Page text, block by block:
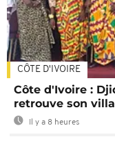
CÔTE D'IVOIRE
Côte d'Ivoire :
retrouve son
Il y a 8 heures